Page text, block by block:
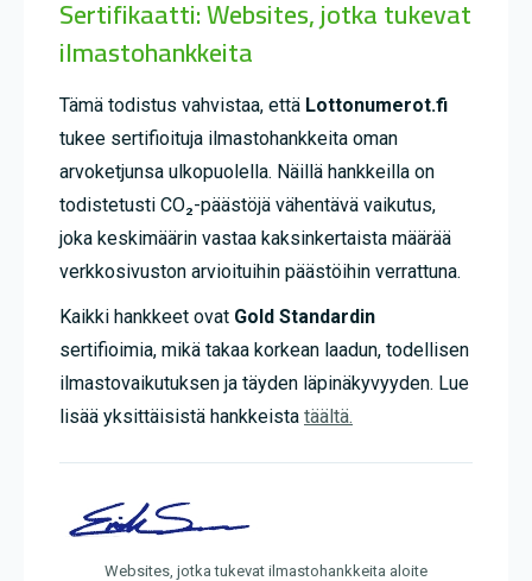
Sertifikaatti: Websites, jotka tukevat
ilmastohankkeita
Tämä todistus vahvistaa, että Lottonumerot.fi
tukee sertifioituja ilmastohankkeita oman
arvoketjunsa ulkopuolella. Näillä hankkeilla on
todistetusti CO₂-päästöjä vähentävä vaikutus,
joka keskimäärin vastaa kaksinkertaista määrää
verkkosivuston arvioituihin päästöihin verrattuna.
Kaikki hankkeet ovat Gold Standardin
sertifioimia, mikä takaa korkean laadun, todellisen
ilmastovaikutuksen ja täyden läpinäkyvyyden. Lue
lisää yksittäisistä hankkeista täältä.
Websites, jotka tukevat ilmastohankkeita aloite